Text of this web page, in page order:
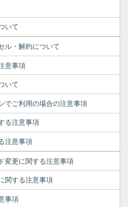
いて
ル・解約について
意事項
いて
でご利用の場合の注意事項
る注意事項
注意事項
変更に関する注意事項
関する注意事項
事項